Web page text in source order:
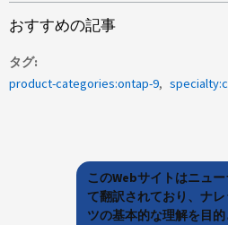
おすすめの記事
タグ
product-categories:ontap-9
このWebサイトはニュ
て翻訳されており、ナ
ツの基本的な理解を目的